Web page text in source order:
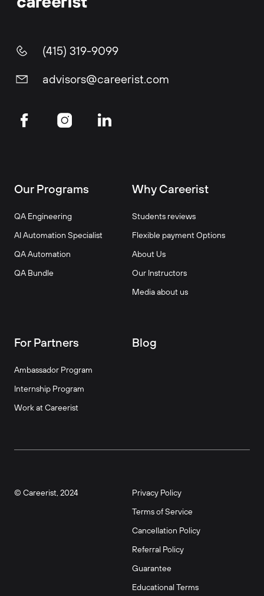
(415) 319-9099
advisors@careerist.com
Our Programs
QA Engineering
AI Automation Specialist
QA Automation
QA Bundle
Why Careerist
Students reviews
Flexible payment Options
About Us
Our Instructors
Media about us
For Partners
Ambassador Program
Internship Program
Work at Careerist
Blog
© Careerist, 2024
Privacy Policy
Terms of Service
Cancellation Policy
Referral Policy
Guarantee
Educational Terms